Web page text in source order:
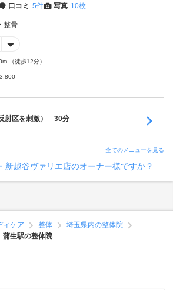
口コミ 5件 写真 10枚
整骨
（徒歩12分）
射区を刺激） 30分
全てのメニューを見る
新越谷ヴァリエ店のオーナー様ですか？
ィケア 整体
埼玉県内の整体院
蒲生駅の整体院